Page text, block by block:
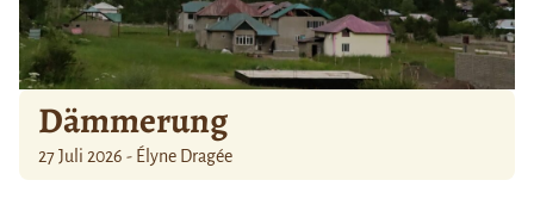
Dämmerung
27 Juli 2026 - Élyne Dragée